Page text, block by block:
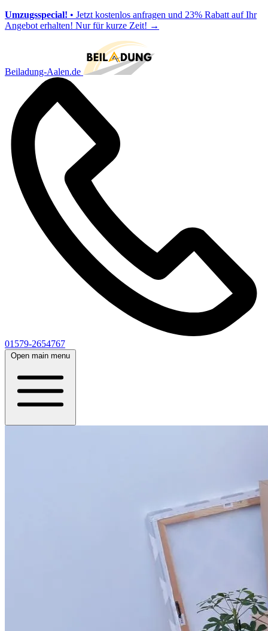
Umzugsspecial! • Jetzt kostenlos anfragen und 23% Rabatt auf Ihr
Angebot erhalten! Nur für kurze Zeit! →
Beiladung-Aalen.de
01579-2654767
Open main menu